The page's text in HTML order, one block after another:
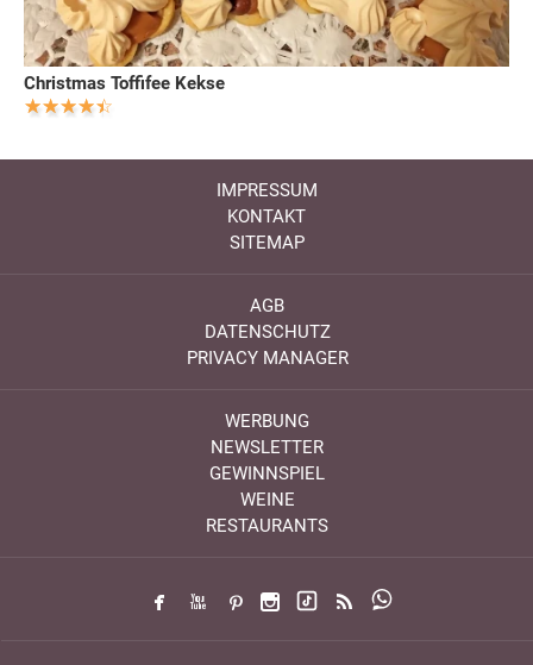
Christmas Toffifee Kekse
IMPRESSUM
KONTAKT
SITEMAP
AGB
DATENSCHUTZ
PRIVACY MANAGER
WERBUNG
NEWSLETTER
GEWINNSPIEL
WEINE
RESTAURANTS